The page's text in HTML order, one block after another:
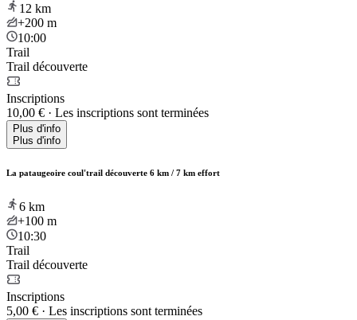
12 km
+200 m
10:00
Trail
Trail découverte
Inscriptions
10,00 € · Les inscriptions sont terminées
Plus d'info
Plus d'info
La pataugeoire coul'trail découverte 6 km / 7 km effort
6 km
+100 m
10:30
Trail
Trail découverte
Inscriptions
5,00 € · Les inscriptions sont terminées